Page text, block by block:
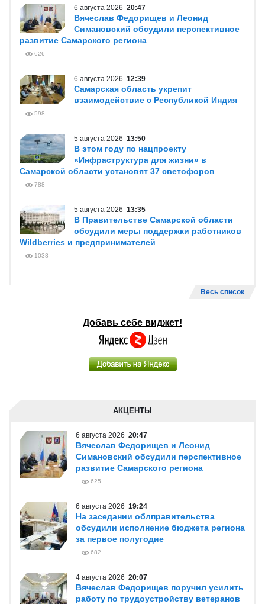
6 августа 2026 20:47
Вячеслав Федорищев и Леонид
Симановский обсудили перспективное
развитие Самарского региона
626
6 августа 2026 12:39
Самарская область укрепит
взаимодействие с Республикой Индия
598
5 августа 2026 13:50
В этом году по нацпроекту
«Инфраструктура для жизни» в
Самарской области установят 37 светофоров
788
5 августа 2026 13:35
В Правительстве Самарской области
обсудили меры поддержки работников
Wildberries и предпринимателей
1038
Весь список
Добавь себе виджет!
АКЦЕНТЫ
6 августа 2026 20:47
Вячеслав Федорищев и Леонид
Симановский обсудили перспективное
развитие Самарского региона
625
6 августа 2026 19:24
На заседании облправительства
обсудили исполнение бюджета региона
за первое полугодие
682
4 августа 2026 20:07
Вячеслав Федорищев поручил усилить
работу по трудоустройству ветеранов